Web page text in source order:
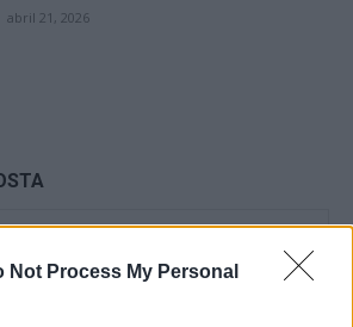
Not Process My Personal
abril 21, 2026